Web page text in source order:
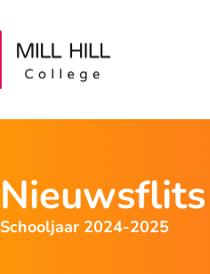
Schooljaar 2024-2025